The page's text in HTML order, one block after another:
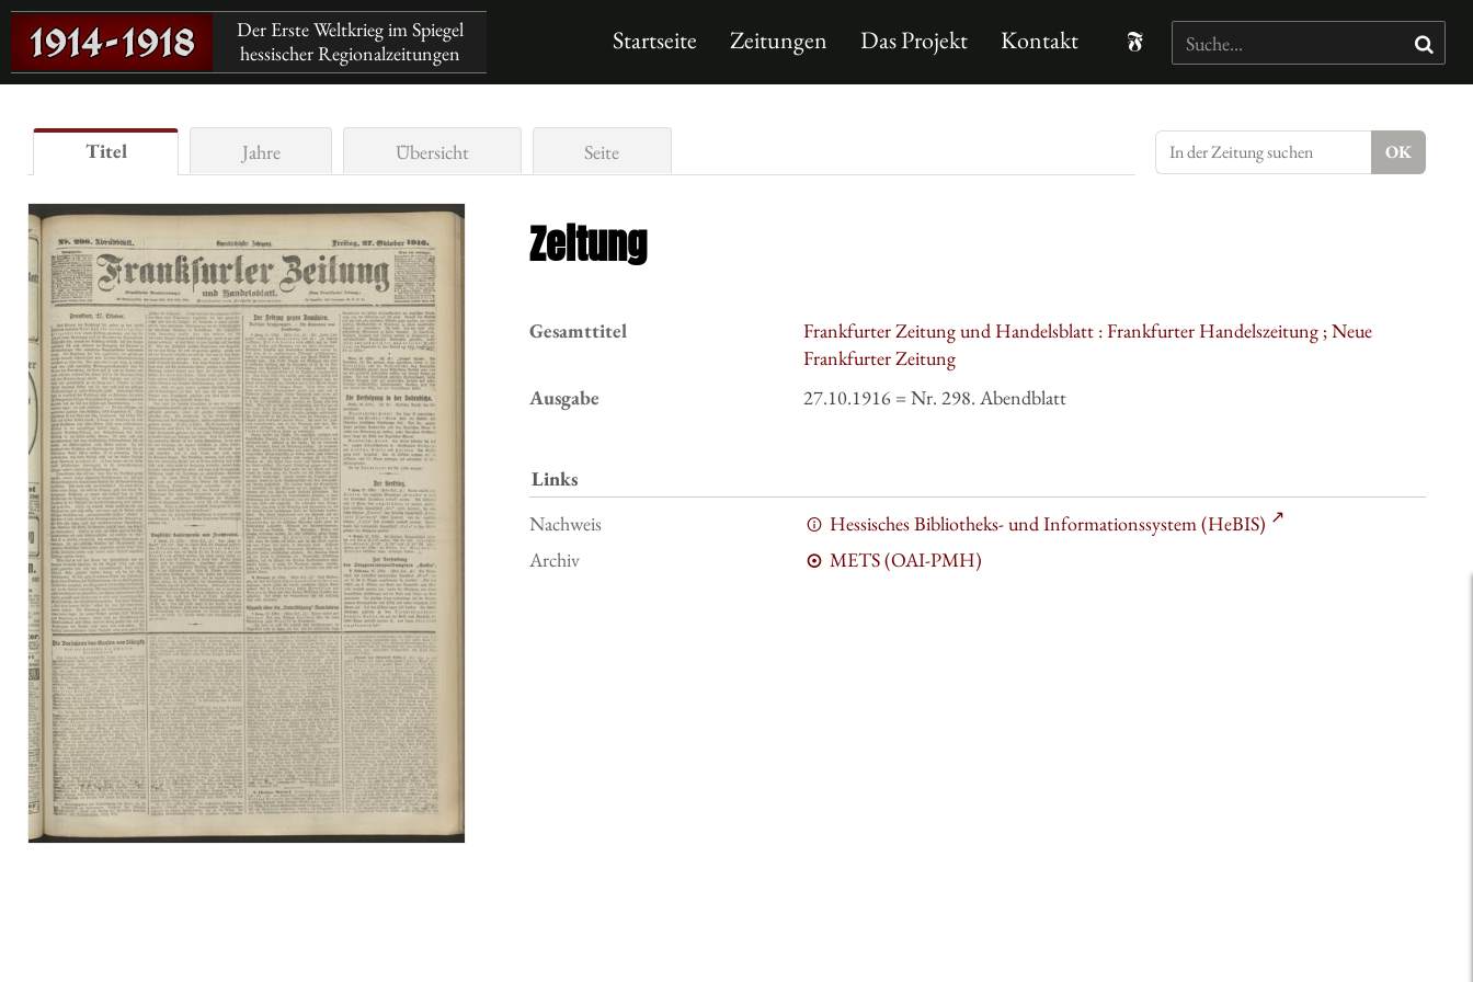
Der Erste Weltkrieg im Spiegel
hessischer Regionalzeitungen
Startseite Zeitungen Das Projekt Kontakt
Titel Jahre Übersicht Seite
Zeitung
Gesamttitel
Frankfurter Zeitung und Handelsblatt : Frankfurter Handelszeitung ; Neue
Frankfurter Zeitung
Ausgabe
27.10.1916 = Nr. 298. Abendblatt
Links
Nachweis
Hessisches Bibliotheks- und Informationssystem (HeBIS)
Archiv
METS (OAI-PMH)